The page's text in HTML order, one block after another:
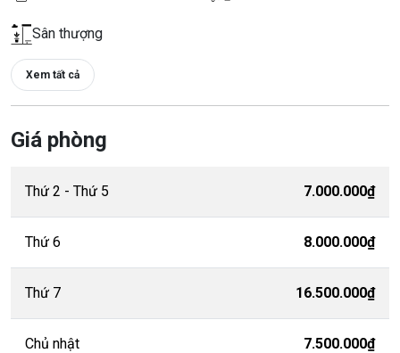
Sân thượng
Xem tất cả
Giá phòng
Thứ 2 - Thứ 5 7.000.000₫
Thứ 6 8.000.000₫
Thứ 7 16.500.000₫
Chủ nhật 7.500.000₫